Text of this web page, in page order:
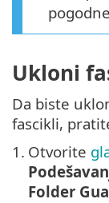
Ukloni
Da biste
fascikli,
1. Otvorite
Folder